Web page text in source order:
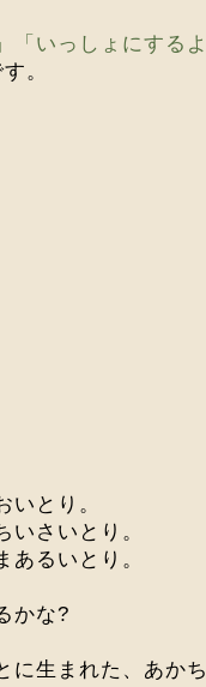
「いっしょにする
。
いとり。
いさいとり。
あるいとり。
かな?
に生まれた、あか